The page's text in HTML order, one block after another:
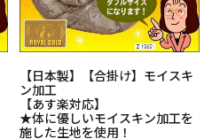
【日本製】【合掛け】モイスキ
ン加工
【あす楽対応】
★体に優しいモイスキン加工を
施した生地を使用！